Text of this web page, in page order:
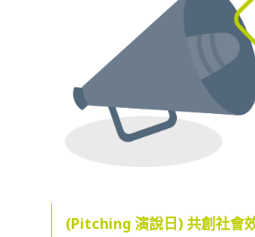
(Pitching 演說日) 共創社會